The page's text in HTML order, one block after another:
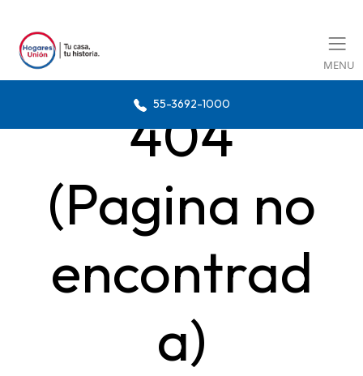
MENU
55-3692-1000
404
(Pagina no
encontrad
a)